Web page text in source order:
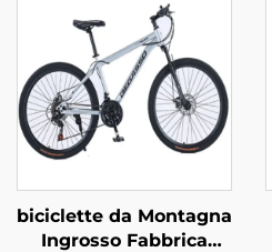
biciclette da Montagna
Ingrosso Fabbrica